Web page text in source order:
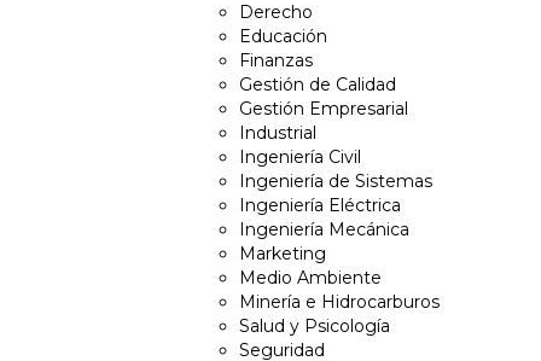
Derecho
Educación
Finanzas
Gestión de Calidad
Gestión Empresarial
Industrial
Ingeniería Civil
Ingeniería de Sistemas
Ingeniería Eléctrica
Ingeniería Mecánica
Marketing
Medio Ambiente
Minería e Hidrocarburos
Salud y Psicología
Seguridad